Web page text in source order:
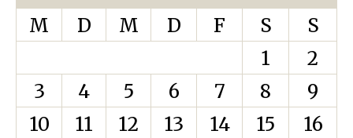
M
D M D F S
S
1
2
3
4 5 6 7 8
9
10
11 12 13 14 15
16